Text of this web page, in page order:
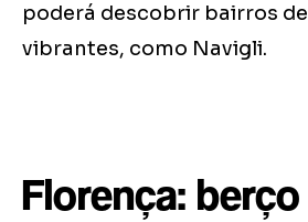
poderá descobrir bairros
vibrantes, como Navigli.
Florença: